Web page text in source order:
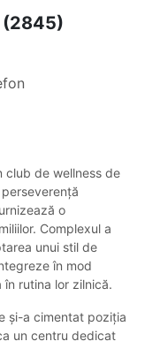
(2845)
club de wellness de
o
Complexul a
unui stil de
în mod
rutina lor zilnică.
și-a cimentat poziția
un centru dedicat